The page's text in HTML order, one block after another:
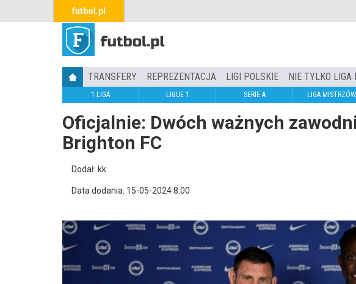
futbol.pl
TRANSFERY REPREZENTACJA LIGI POLSKIE NIE TYLKO LIGA
1 LIGA LIGUE 1 SERIE A LIGA MISTRZÓW
Oficjalnie: Dwóch ważnych
Brighton FC
Dodał: kk
Data dodania: 15-05-2024 8:00